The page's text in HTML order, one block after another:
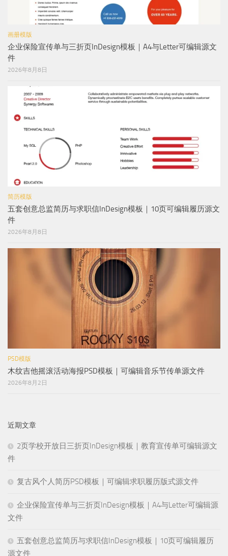
画册模版
企业保险宣传单与三折页InDesign模板｜A4与Letter可编辑源文
件
2026年8月8日
简历模版
五套创意总监简历与求职信InDesign模板｜10页可编辑履历源文
件
2026年8月8日
PSD模版
木纹吉他摇滚活动海报PSD模板｜可编辑音乐节传单源文件
2026年8月2日
近期文章
2页学校开放日三折页InDesign模板｜教育宣传单可编辑源文
件
复古风个人简历PSD模板｜可编辑求职履历版式源文件
企业保险宣传单与三折页InDesign模板｜A4与Letter可编辑源
文件
五套创意总监简历与求职信InDesign模板｜10页可编辑履历
源文件